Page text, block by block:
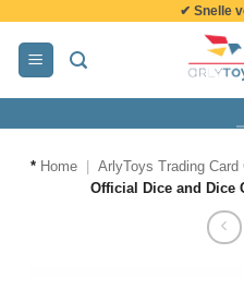
inhoud
✔ Snelle
* Home ArlyToys Trading Card
Official Dice and Dice